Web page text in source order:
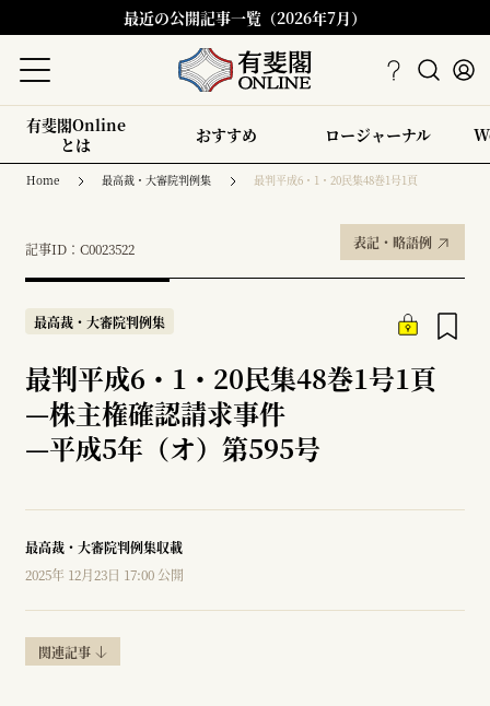
最近の公開記事一覧（2026年7月）
有斐閣Online
とは
おすすめ ロージャーナル
Home 最高裁・大審院判例集 最判平成6・1・20民集48巻1号1頁
記事ID：C0023522 表記・略語例
最高裁・大審院判例集
最判平成6・1・20民集48巻1号1頁
—株主権確認請求事件
—平成5年（オ）第595号
最高裁・大審院判例集収載
2025年 12月23日 17:00 公開
関連記事